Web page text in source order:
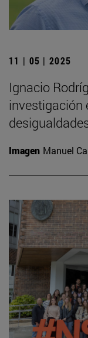
11 | 05 | 2025
Ignacio
investigación
Imagen Manuel